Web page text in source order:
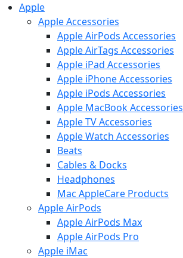
Apple
Apple Accessories
Apple AirPods Accessories
Apple AirTags Accessories
Apple iPad Accessories
Apple iPhone Accessories
Apple iPods Accessories
Apple MacBook Accessories
Apple TV Accessories
Apple Watch Accessories
Beats
Cables & Docks
Headphones
Mac AppleCare Products
Apple AirPods
Apple AirPods Max
Apple AirPods Pro
Apple iMac